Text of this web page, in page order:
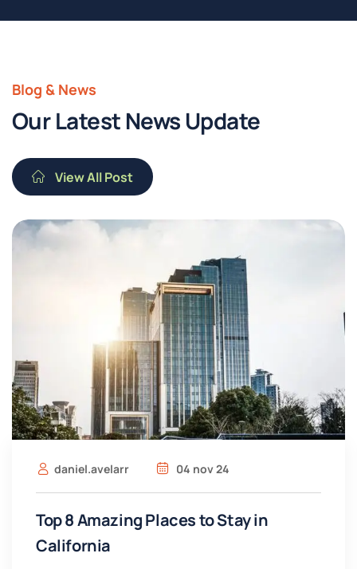
Blog & News
Our Latest News Update
View All Post
daniel.avelarr 04 nov 24
Top 8 Amazing Places to Stay in
California